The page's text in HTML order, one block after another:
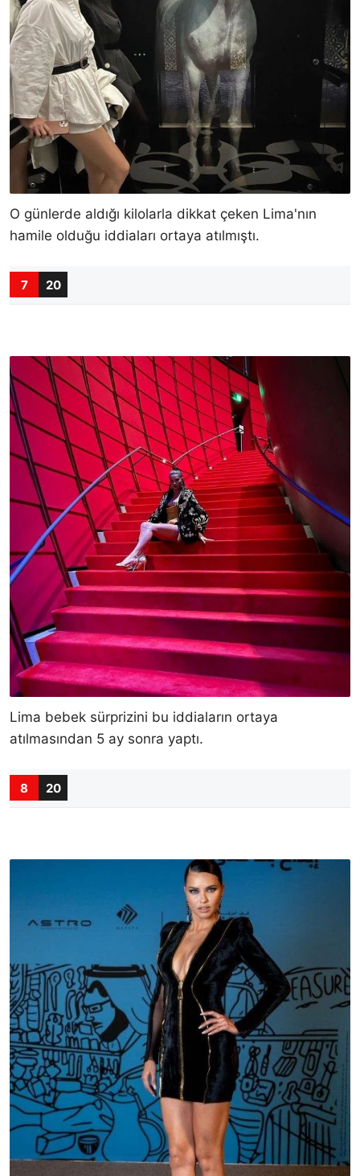
O günlerde aldığı kilolarla dikkat çeken Lima'nın
hamile olduğu iddiaları ortaya atılmıştı.
7 20
Lima bebek sürprizini bu iddiaların ortaya
atılmasından 5 ay sonra yaptı.
8 20